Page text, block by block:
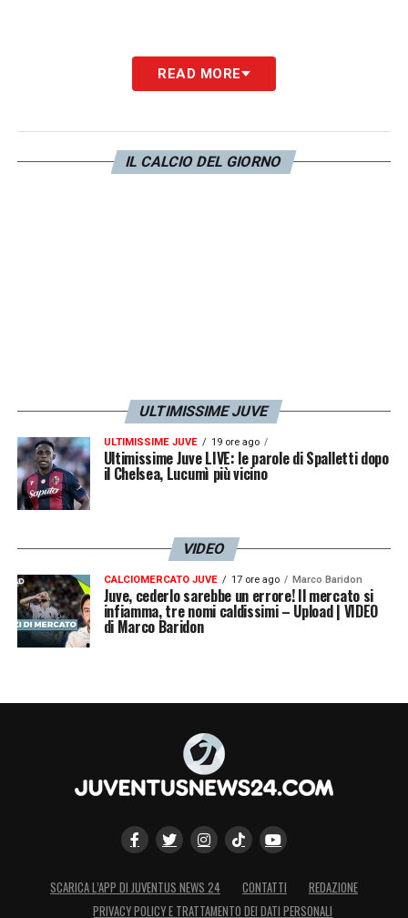
READ MORE
IL CALCIO DEL GIORNO
ULTIMISSIME JUVE
ULTIMISSIME JUVE 19 ore ago
Ultimissime Juve LIVE: le parole di Spalletti dopo
il Chelsea, Lucumì più vicino
VIDEO
CALCIOMERCATO JUVE 17 ore ago Marco Baridon
Juve, cederlo sarebbe un errore! Il mercato si
infiamma, tre nomi caldissimi – Upload | VIDEO
di Marco Baridon
SCARICA L’APP DI JUVENTUS NEWS 24 CONTATTI
REDAZIONE
PRIVACY POLICY E TRATTAMENTO DEI DATI PERSONALI